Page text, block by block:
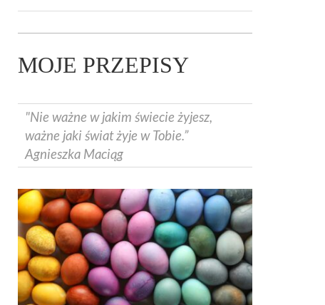
MOJE PRZEPISY
"Nie ważne w jakim świecie żyjesz,
ważne jaki świat żyje w Tobie.”
Agnieszka Maciąg